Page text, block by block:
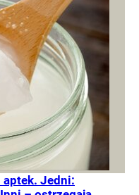
aptek. Jedni: